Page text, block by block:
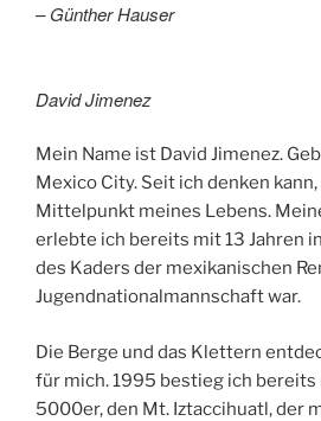
– Günther Hauser
David Jimenez
Mein Name ist David Jimenez.
Mexico City. Seit ich denken
Mittelpunkt meines Lebens.
erlebte ich bereits mit 13 Jahren
des Kaders der mexikanischen
Jugendnationalmannschaft war.
Die Berge und das Klettern
für mich. 1995 bestieg ich
5000er, den Mt. Iztaccihuatl, der